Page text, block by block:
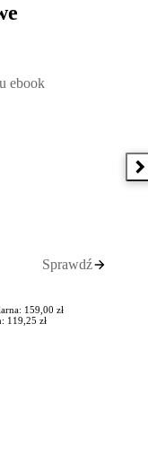
Patrycja Kubiesa -
ebook
Sprawdź
159,00 zł
119,25 zł